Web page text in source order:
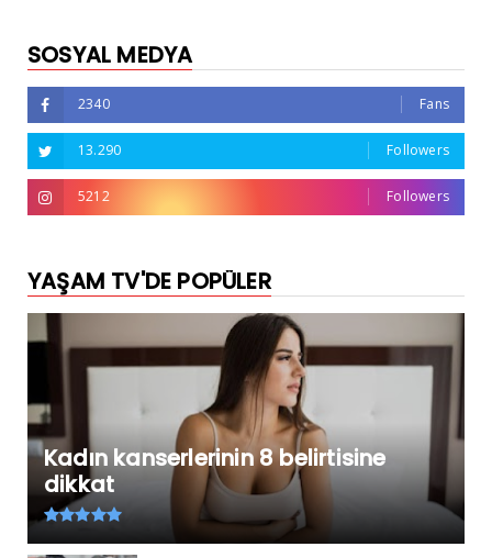
SOSYAL MEDYA
2340 Fans
13.290 Followers
5212 Followers
YAŞAM TV'DE POPÜLER
Kadın kanserlerinin 8 belirtisine
dikkat